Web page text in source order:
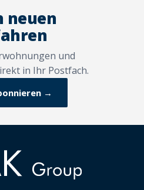
neuen
und
in Ihr Postfach.
→